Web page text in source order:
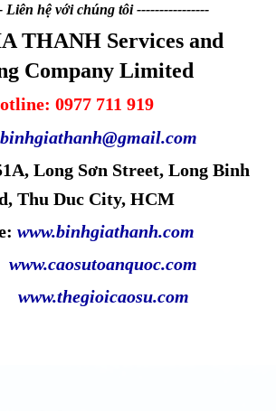
Liên hệ với chúng tôi ----------------
THANH Services and
Company Limited
0977 711 919
binhgiathanh@gmail.com
Long Sơn Street, Long Binh
Thu Duc City, HCM
www.binhgiathanh.com
www.caosutoanquoc.com
www.thegioicaosu.com